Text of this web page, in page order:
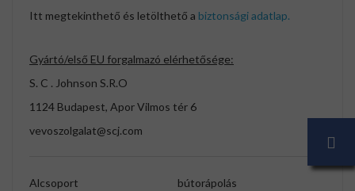
Itt megtekinthető és letölthető a biztonsági adatlap.
Gyártó/első EU forgalmazó elérhetősége:
S. C . Johnson S.R.O
1124 Budapest, Apor Vilmos tér 6
vevoszolgalat@scj.com
Alcsoport bútorápolás